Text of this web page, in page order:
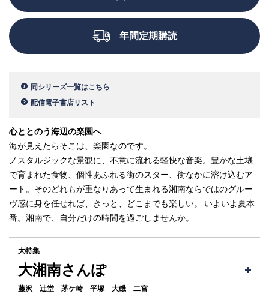
年間定期購読
同シリーズ一覧はこちら
配信電子書店リスト
心ととのう海辺の楽園へ
海が見えたらそこは、楽園なのです。
ノスタルジックな景観に、不意に流れる軽快な音楽。豊かな土壌
で育まれた食物、個性あふれる街のスター、街なかに溶け込むア
ート。そのどれもが重なりあって生まれる湘南ならではのグルー
ヴ感に身を任せれば、きっと、どこまでも楽しい。 いよいよ夏本
番。湘南で、自分だけの時間を過ごしませんか。
大特集
大湘南さんぽ
藤沢 辻堂 茅ケ崎 平塚 大磯 二宮